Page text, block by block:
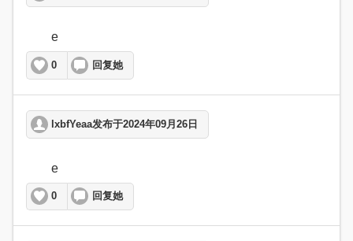
	e
0 回复她
lxbfYeaa发布于2024年09月26日
	e
0 回复她